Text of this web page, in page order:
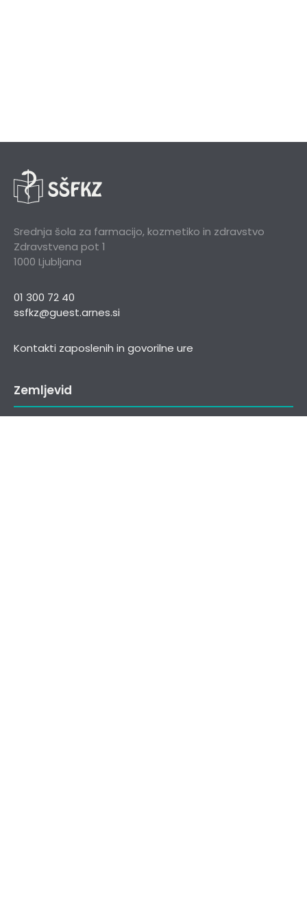
Srednja šola za farmacijo, kozmetiko in zdravstvo
Zdravstvena pot 1
1000 Ljubljana
01 300 72 40
ssfkz@guest.arnes.si
Kontakti zaposlenih in govorilne ure
Zemljevid